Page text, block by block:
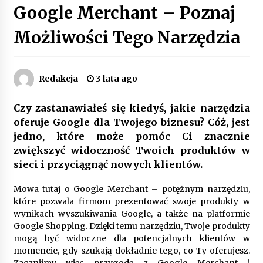
Poczucie bezpieczeństwa a jasne zasady pracy.
4 miesiące ago
zamontować radio 2DIN i uchwyty na kubki
4 miesiące ago
Piece do pizzy – jak wybrać między piecem na
drewno, gaz i prąd
8 miesięcy ago
– nowoczesne rozwiązanie dla logistyki
9 miesięcy ago
Filtrowanie chłodziwa w procesach obróbki
skrawaniem – wpływ na żywotność narzędzi i
jakość detali
Google Merchant – Poznaj
Możliwości Tego Narzędzia
Redakcja 3 lata ago
Czy zastanawiałeś się kiedyś, jakie narzędzia
oferuje Google dla Twojego biznesu? Cóż, jest
jedno, które może pomóc Ci znacznie
zwiększyć widoczność Twoich produktów w
sieci i przyciągnąć nowych klientów.
Mowa tutaj o Google Merchant – potężnym narzędziu,
które pozwala firmom prezentować swoje produkty w
wynikach wyszukiwania Google, a także na platformie
Google Shopping. Dzięki temu narzędziu, Twoje produkty
mogą być widoczne dla potencjalnych klientów w
momencie, gdy szukają dokładnie tego, co Ty oferujesz.